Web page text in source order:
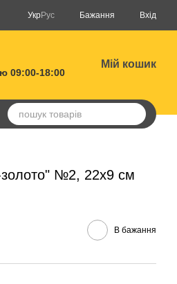
УкрРус Бажання Вхід
09:00-18:00
Мій кошик
золото" №2, 22x9 см
В бажання